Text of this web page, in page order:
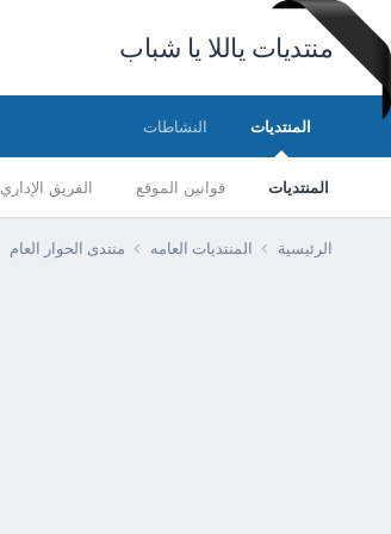
منتديات ياللا يا شباب
المنتديات
المنتديات قوانين الموقع الفريق الإداري
النشاطات
الرئيسية المنتديات العامه منتدى الحوار العام